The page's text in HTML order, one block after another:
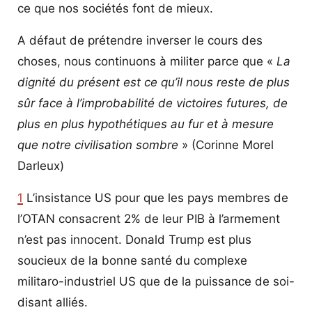
ce que nos sociétés font de mieux.
A défaut de prétendre inverser le cours des
choses, nous continuons à militer parce que « La
dignité du présent est ce qu’il nous reste de plus
sûr face à l’improbabilité de victoires futures, de
plus en plus hypothétiques au fur et à mesure
que notre civilisation sombre » (Corinne Morel
Darleux)
1 L’insistance US pour que les pays membres de
l’OTAN consacrent 2% de leur PIB à l’armement
n’est pas innocent. Donald Trump est plus
soucieux de la bonne santé du complexe
militaro-industriel US que de la puissance de soi-
disant alliés.